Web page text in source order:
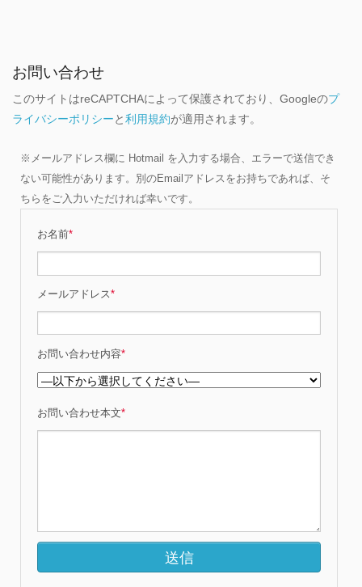
お問い合わせ
このサイトはreCAPTCHAによって保護されており、Googleのプ
ライバシーポリシーと利用規約が適用されます。
※メールアドレス欄に Hotmail を入力する場合、エラーで送信でき
ない可能性があります。別のEmailアドレスをお持ちであれば、そ
ちらをご入力いただければ幸いです。
お名前*
メールアドレス*
お問い合わせ内容*
お問い合わせ本文*